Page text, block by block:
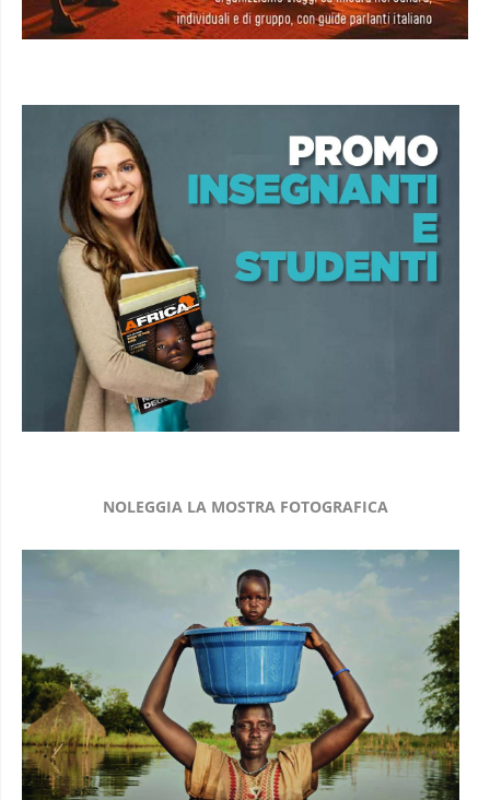
NOLEGGIA LA MOSTRA FOTOGRAFICA